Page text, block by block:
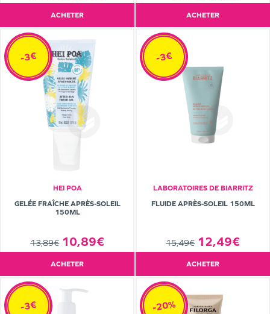
ACHETER ACHETER
HEI POA
GELÉE FRAÎCHE APRÈS-SOLEIL
150ML
13,89€ 10,89€
-3€
ACHETER
LABORATOIRES DE BIARRITZ
FLUIDE APRÈS-SOLEIL 150ML
15,49€ 12,49€
-3€
ACHETER
-3€ -20%